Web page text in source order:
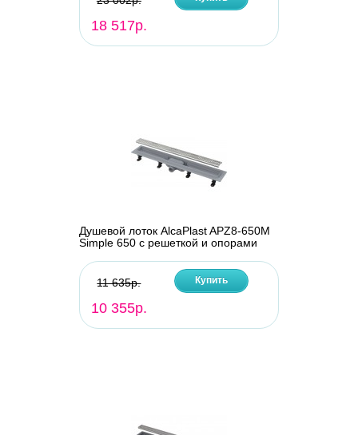
18 517р.
Душевой лоток AlcaPlast APZ8-650M
Simple 650 с решеткой и опорами
11 635р.
10 355р.
Купить